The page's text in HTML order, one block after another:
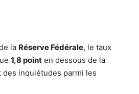
la Réserve Fédérale, le taux
1,8 point en dessous de la
des inquiétudes parmi les